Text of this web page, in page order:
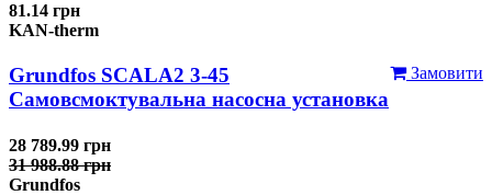
81.14 грн
KAN-therm
Замовити
Grundfos SCALA2 3-45
Самовсмоктувальна насосна установка
28 789.99 грн
31 988.88 грн
Grundfos